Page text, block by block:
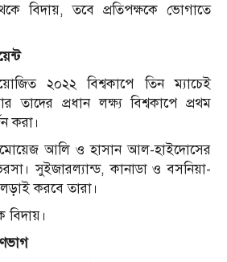
বিদায়, তবে প্রতিপক্ষকে ভোগাতে
২০২২ বিশ্বকাপে তিন ম্যাচেই
তাদের প্রধান লক্ষ্য বিশ্বকাপে প্রথম
করা।
আলি ও হাসান আল-হাইদোসের
সুইজারল্যান্ড, কানাডা ও বসনিয়া-
লড়াই করবে তারা।
বিদায়।